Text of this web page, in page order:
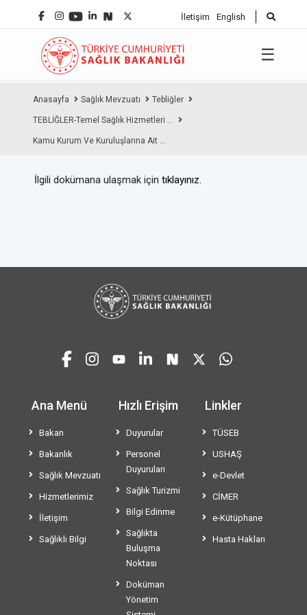
İletişim English
☰
Anasayfa Sağlık Mevzuatı Tebliğler
TEBLİĞLER-Temel Sağlık Hizmetleri ...
Kamu Kurum Ve Kuruluşlarına Ait ...
İlgili dokümana ulaşmak için tıklayınız.
Ana Menü
Bakan
Bakanlık
Sağlık Mevzuatı
Hizmetlerimiz
İletişim
Sağlıklı Bilgi
Hızlı Erişim
Duyurular
Personel
Duyuruları
Sağlık Turizmi
Bilgi Edinme
Sağlıkta
Buluşma
Noktası
Doküman
Yönetim
Linkler
TÜSEB
USHAŞ
e-Devlet
CİMER
e-Kütüphane
Hasta Hakları